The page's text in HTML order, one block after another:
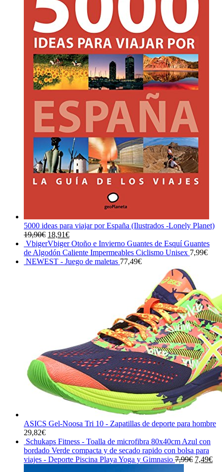
5000 ideas para viajar por España (Ilustrados -Lonely Planet)
19,90€ El
precio
original
era:
18,91€El
precio
actual
es:
VbigerVbiger Otoño e Invierno Guantes de Esquí Guantes
de Algodón Caliente Impermeables Ciclismo Unisex 7,99€
NEWEST - Juego de maletas 77,49€
ASICS Gel-Noosa Tri 10 - Zapatillas de deporte para hombre
29,82€
Schukaps Fitness - Toalla de microfibra 80x40cm Azul con
bordado Verde compacta y de secado rapido con bolsa para
viajes - Deporte Piscina Playa Yoga y Gimnasio 7,99€ El
7,49€El